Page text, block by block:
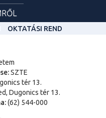
OKTATÁSI REND
SZTE
tér 13.
Dugonics tér 13.
(62) 544-000